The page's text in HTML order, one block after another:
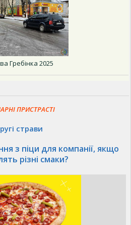
Гребінка 2025
ПРИСТРАСТІ
страви
з піци для компанії, якщо
різні смаки?